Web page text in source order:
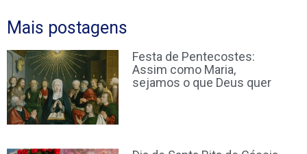
Mais postagens
Festa de Pentecostes:
Assim como Maria,
sejamos o que Deus quer